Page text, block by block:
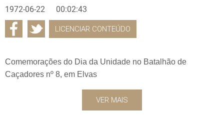
1972-06-22 00:02:43
LICENCIAR CONTEÚDO
Comemorações do Dia da Unidade no Batalhão de
Caçadores nº 8, em Elvas
VER MAIS